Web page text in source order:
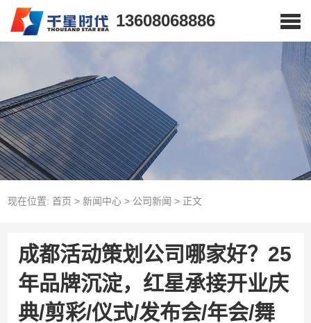
13608068886
现在位置: 首页 > 新闻中心> 公司新闻 > 正文
成都活动策划公司哪家好？25
年品牌沉淀，红星承接开业庆
典/剪彩/仪式/发布会/年会/舞